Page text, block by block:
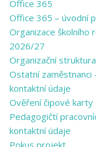
Office 365
Office 365 – úvodní
Organizace školního
2026/27
Organizační struktura
Ostatní zaměstnanci
kontaktní údaje
Ověření čipové karty
Pedagogičtí
kontaktní údaje